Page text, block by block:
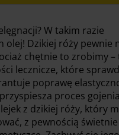
W takim razie
olej! Dzikiej róży pewnie
chętnie to zrobimy –
lecznicze, które
poprawę
proces
z dzikiej róży, który
z pewnością świetnie